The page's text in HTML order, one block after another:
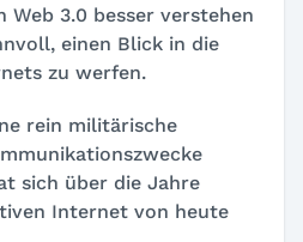
Web 3.0 besser verstehen
einen Blick in die
zu werfen.
rein militärische
sich über die Jahre
Internet von heute